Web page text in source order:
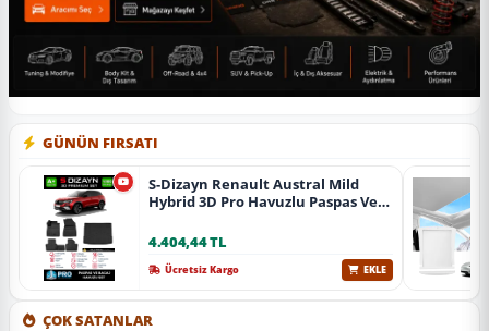
GÜNÜN FIRSATI
S-Dizayn Renault Austral Mild
Hybrid 3D Pro Havuzlu Paspas Ve
Üzeri A+ Kalite
4.404,44 TL
Ücretsiz Kargo EKLE
ÇOK SATANLAR